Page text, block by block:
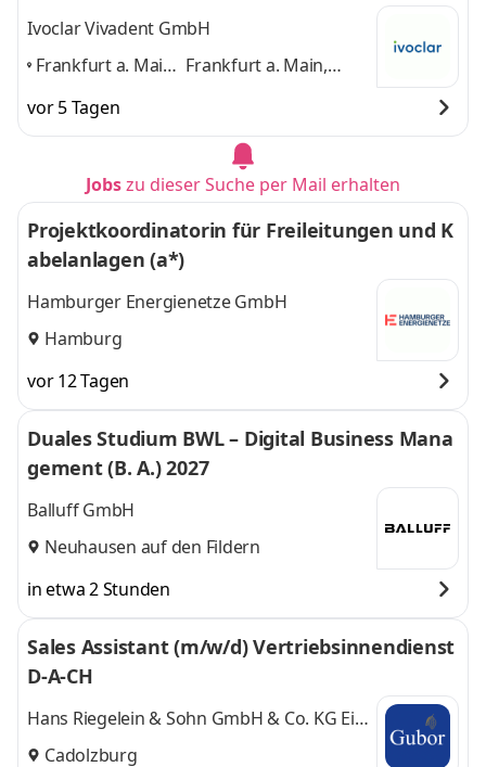
tha
Ivoclar Vivadent GmbH
Frankfurt a. Main,
Main, Marburg,
Gotha,
Frankfurt a. Main,
weitere
vor 5 Tagen
Jobszu dieser Suche per Mail erhalten
Projektkoordinatorin für Freileitungen und K
abelanlagen (a*)
Hamburger Energienetze GmbH
Hamburg
vor 12 Tagen
Duales Studium BWL – Digital Business Mana
gement (B. A.) 2027
Balluff GmbH
Neuhausen auf den Fildern
in etwa 2 Stunden
Sales Assistant (m/w/d) Vertriebsinnendienst
D-A-CH
Hans Riegelein & Sohn GmbH & Co. KG Ein
Unternehmen der Gubor-Gruppe
Cadolzburg